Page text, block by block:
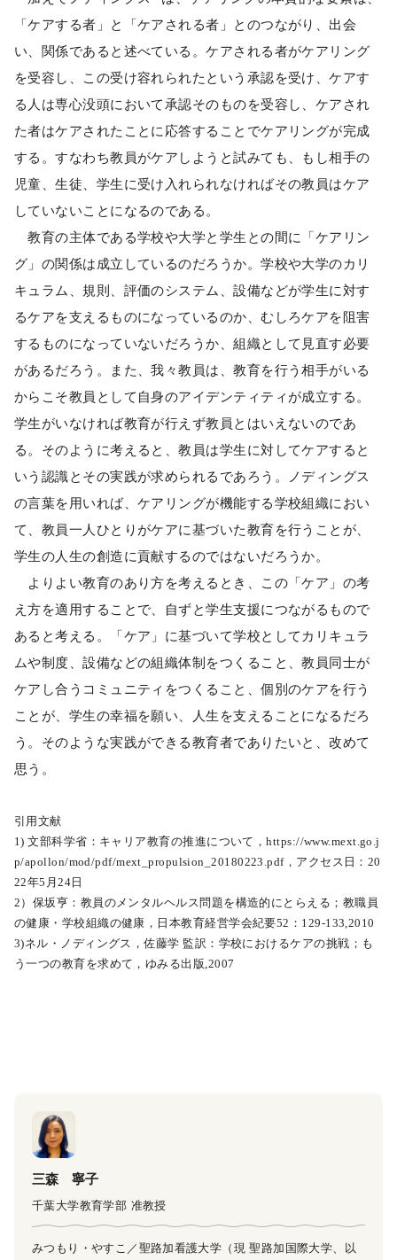
「ケアする者」と「ケアされる者」とのつながり、出会
い、関係であると述べている。ケアされる者がケアリング
を受容し、この受け容れられたという承認を受け、ケアす
る人は専心没頭において承認そのものを受容し、ケアされ
た者はケアされたことに応答することでケアリングが完成
する。すなわち教員がケアしようと試みても、もし相手の
児童、生徒、学生に受け入れられなければその教員はケア
していないことになるのである。
教育の主体である学校や大学と学生との間に「ケアリン
グ」の関係は成立しているのだろうか。学校や大学のカリ
キュラム、規則、評価のシステム、設備などが学生に対す
るケアを支えるものになっているのか、むしろケアを阻害
するものになっていないだろうか、組織として見直す必要
があるだろう。また、我々教員は、教育を行う相手がいる
からこそ教員として自身のアイデンティティが成立する。
学生がいなければ教育が行えず教員とはいえないのであ
る。そのように考えると、教員は学生に対してケアすると
いう認識とその実践が求められるであろう。ノディングス
の言葉を用いれば、ケアリングが機能する学校組織におい
て、教員一人ひとりがケアに基づいた教育を行うことが、
学生の人生の創造に貢献するのではないだろうか。
よりよい教育のあり方を考えるとき、この「ケア」の考
え方を適用することで、自ずと学生支援につながるもので
あると考える。「ケア」に基づいて学校としてカリキュラ
ムや制度、設備などの組織体制をつくること、教員同士が
ケアし合うコミュニティをつくること、個別のケアを行う
ことが、学生の幸福を願い、人生を支えることになるだろ
う。そのような実践ができる教育者でありたいと、改めて
思う。
引用文献
1) 文部科学省：キャリア教育の推進について，https://www.mext.go.j
p/apollon/mod/pdf/mext_propulsion_20180223.pdf，アクセス日：20
22年5月24日
2）保坂亨：教員のメンタルヘルス問題を構造的にとらえる；教職員
の健康・学校組織の健康，日本教育経営学会紀要52：129-133,2010
3)ネル・ノディングス，佐藤学 監訳：学校におけるケアの挑戦；も
う一つの教育を求めて，ゆみる出版,2007
三森 寧子
千葉大学教育学部 准教授
みつもり・やすこ／聖路加看護大学（現 聖路加国際大学、以